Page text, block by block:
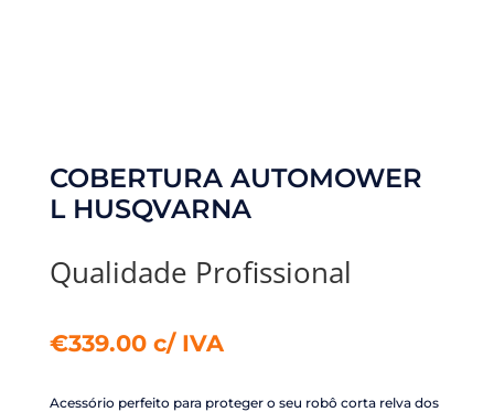
COBERTURA AUTOMOWER
L HUSQVARNA
Qualidade Profissional
€339.00 c/ IVA
Acessório perfeito para proteger o seu robô corta relva dos